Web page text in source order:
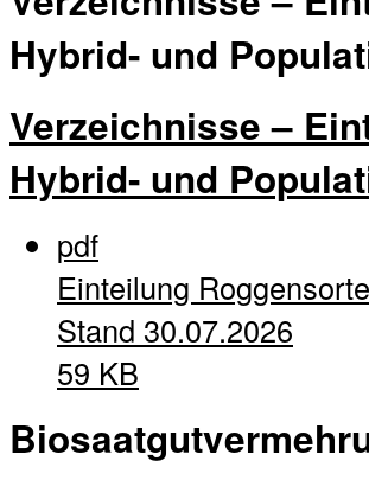
Hybrid- und
Verzeichnisse –
Hybrid- und
pdf
Einteilung
Stand 30.07.2026
59 KB